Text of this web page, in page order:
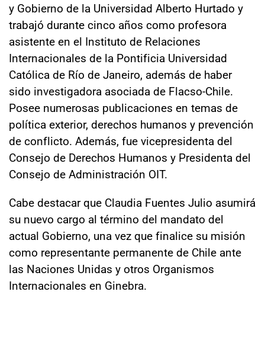
y Gobierno de la Universidad Alberto Hurtado y
trabajó durante cinco años como profesora
asistente en el Instituto de Relaciones
Internacionales de la Pontificia Universidad
Católica de Río de Janeiro, además de haber
sido investigadora asociada de Flacso-Chile.
Posee numerosas publicaciones en temas de
política exterior, derechos humanos y prevención
de conflicto. Además, fue vicepresidenta del
Consejo de Derechos Humanos y Presidenta del
Consejo de Administración OIT.
Cabe destacar que Claudia Fuentes Julio asumirá
su nuevo cargo al término del mandato del
actual Gobierno, una vez que finalice su misión
como representante permanente de Chile ante
las Naciones Unidas y otros Organismos
Internacionales en Ginebra.